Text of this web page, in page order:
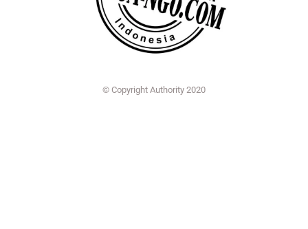
© Copyright Authority 2020